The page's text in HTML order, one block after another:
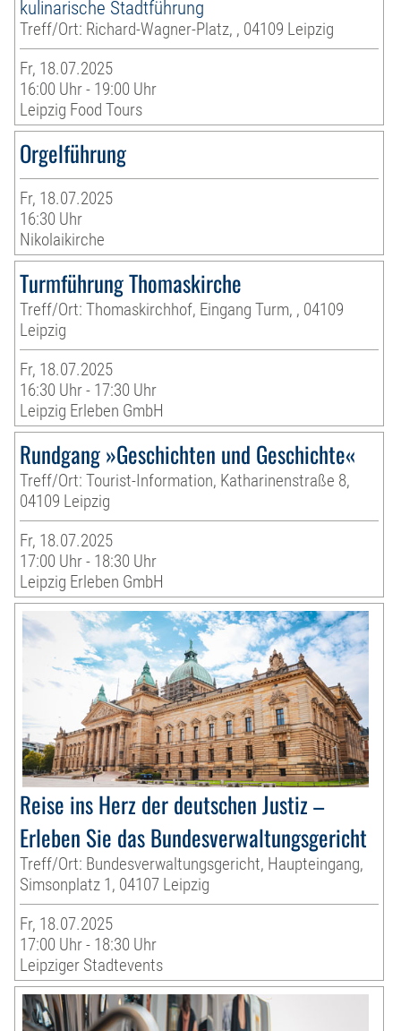
kulinarische Stadtführung
Treff/Ort: Richard-Wagner-Platz, , 04109 Leipzig
Fr, 18.07.2025
16:00 Uhr - 19:00 Uhr
Leipzig Food Tours
Orgelführung
Fr, 18.07.2025
16:30 Uhr
Nikolaikirche
Turmführung Thomaskirche
Treff/Ort: Thomaskirchhof, Eingang Turm, , 04109
Leipzig
Fr, 18.07.2025
16:30 Uhr - 17:30 Uhr
Leipzig Erleben GmbH
Rundgang »Geschichten und Geschichte«
Treff/Ort: Tourist-Information, Katharinenstraße 8,
04109 Leipzig
Fr, 18.07.2025
17:00 Uhr - 18:30 Uhr
Leipzig Erleben GmbH
Reise ins Herz der deutschen Justiz –
Erleben Sie das Bundesverwaltungsgericht
Treff/Ort: Bundesverwaltungsgericht, Haupteingang,
Simsonplatz 1, 04107 Leipzig
Fr, 18.07.2025
17:00 Uhr - 18:30 Uhr
Leipziger Stadtevents